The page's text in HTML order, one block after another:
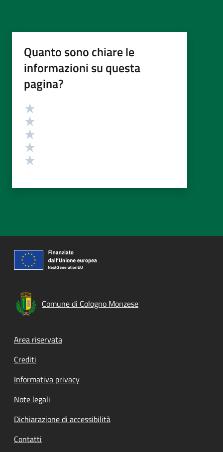
Quanto sono chiare le
informazioni su questa
pagina?
Valutazione
Comune di Cologno Monzese
Footer menu
Area riservata
Crediti
Informativa privacy
Note legali
Dichiarazione di accessibilità
Contatti